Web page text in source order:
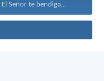
El Señor te bendiga...